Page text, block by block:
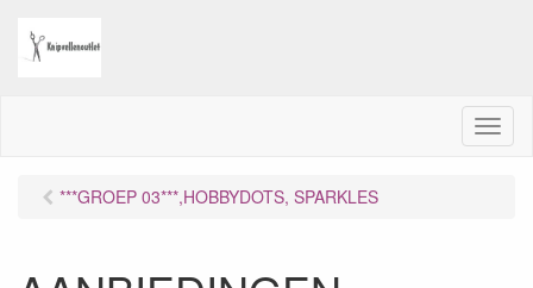
M
e
***GROEP 03***,HOBBYDOTS, SPARKLES